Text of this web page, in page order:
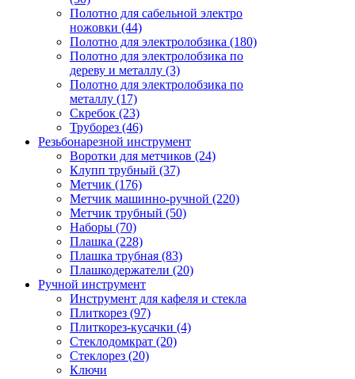
Полотно для сабельной электро
ножовки (44)
Полотно для электролобзика (180)
Полотно для электролобзика по
дереву и металлу (3)
Полотно для электролобзика по
металлу (17)
Скребок (23)
Труборез (46)
Резьбонарезной инструмент
Воротки для метчиков (24)
Клупп трубный (37)
Метчик (176)
Метчик машинно-ручной (220)
Метчик трубный (50)
Наборы (70)
Плашка (228)
Плашка трубная (83)
Плашкодержатели (20)
Ручной инструмент
Инструмент для кафеля и стекла
Плиткорез (97)
Плиткорез-кусачки (4)
Стеклодомкрат (20)
Стеклорез (20)
Ключи